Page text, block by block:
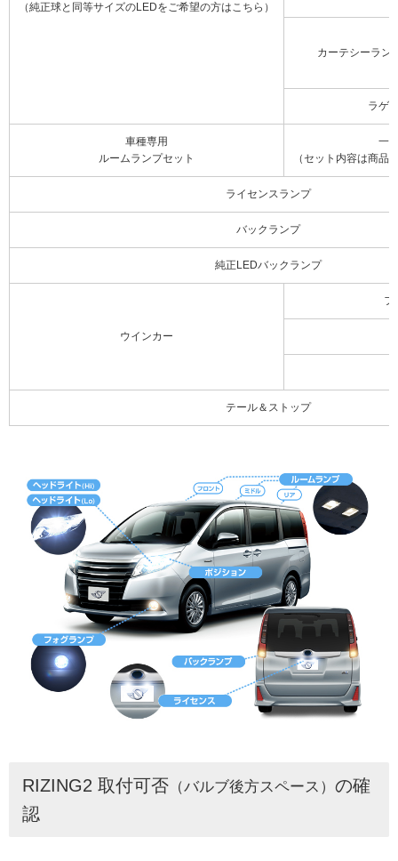
（純正球と同等サイズのLEDをご希望の方はこちら）
カーテシーラン
ラゲ
車種専用
ルームランプセット
一
（セット内容は商品
ライセンスランプ
バックランプ
純正LEDバックランプ
ウインカー
フ
テール＆ストップ
RIZING2 取付可否 （バルブ後方スペース） の確
認